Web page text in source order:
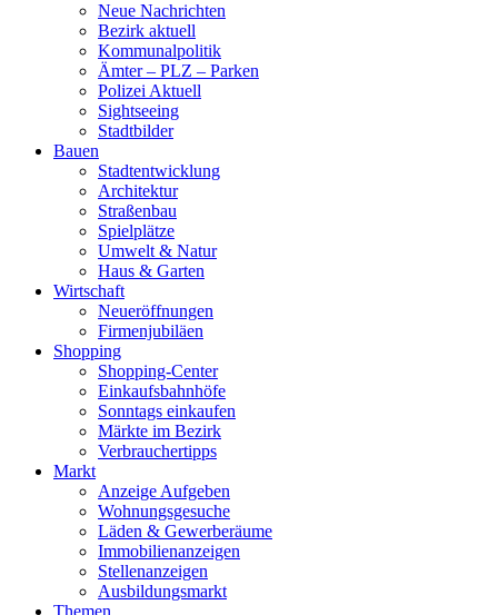
Neue Nachrichten
Bezirk aktuell
Kommunalpolitik
Ämter – PLZ – Parken
Polizei Aktuell
Sightseeing
Stadtbilder
Bauen
Stadtentwicklung
Architektur
Straßenbau
Spielplätze
Umwelt & Natur
Haus & Garten
Wirtschaft
Neueröffnungen
Firmenjubiläen
Shopping
Shopping-Center
Einkaufsbahnhöfe
Sonntags einkaufen
Märkte im Bezirk
Verbrauchertipps
Markt
Anzeige Aufgeben
Wohnungsgesuche
Läden & Gewerberäume
Immobilienanzeigen
Stellenanzeigen
Ausbildungsmarkt